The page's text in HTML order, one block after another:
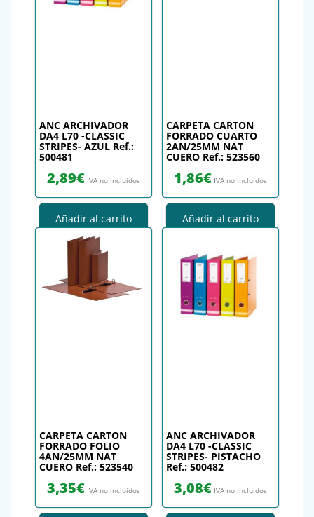
ANC ARCHIVADOR
DA4 L70 -CLASSIC
STRIPES- AZUL Ref.:
500481
2,89€ IVA no incluidos
Añadir al carrito
CARPETA CARTON
FORRADO CUARTO
2AN/25MM NAT
CUERO Ref.: 523560
1,86€ IVA no incluidos
Añadir al carrito
CARPETA CARTON
FORRADO FOLIO
4AN/25MM NAT
CUERO Ref.: 523540
3,35€ IVA no incluidos
ANC ARCHIVADOR
DA4 L70 -CLASSIC
STRIPES- PISTACHO
Ref.: 500482
3,08€ IVA no incluidos